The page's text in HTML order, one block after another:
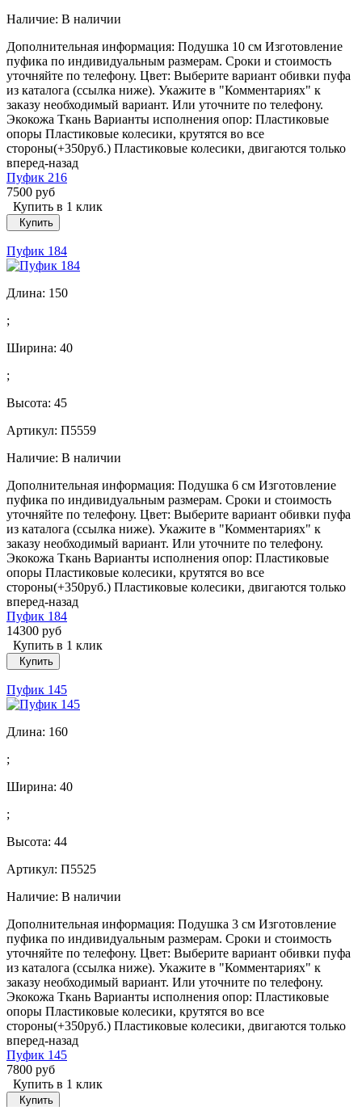
Наличие: В наличии
Дополнительная информация: Подушка 10 см Изготовление
пуфика по индивидуальным размерам. Сроки и стоимость
уточняйте по телефону. Цвет: Выберите вариант обивки пуфа
из каталога (ссылка ниже). Укажите в "Комментариях" к
заказу необходимый вариант. Или уточните по телефону.
Экокожа Ткань Варианты исполнения опор: Пластиковые
опоры Пластиковые колесики, крутятся во все
стороны(+350руб.) Пластиковые колесики, двигаются только
вперед-назад
Пуфик 216
7500 руб
Купить в 1 клик
Купить
Пуфик 184
Длина: 150
;
Ширина: 40
;
Высота: 45
Артикул: П5559
Наличие: В наличии
Дополнительная информация: Подушка 6 см Изготовление
пуфика по индивидуальным размерам. Сроки и стоимость
уточняйте по телефону. Цвет: Выберите вариант обивки пуфа
из каталога (ссылка ниже). Укажите в "Комментариях" к
заказу необходимый вариант. Или уточните по телефону.
Экокожа Ткань Варианты исполнения опор: Пластиковые
опоры Пластиковые колесики, крутятся во все
стороны(+350руб.) Пластиковые колесики, двигаются только
вперед-назад
Пуфик 184
14300 руб
Купить в 1 клик
Купить
Пуфик 145
Длина: 160
;
Ширина: 40
;
Высота: 44
Артикул: П5525
Наличие: В наличии
Дополнительная информация: Подушка 3 см Изготовление
пуфика по индивидуальным размерам. Сроки и стоимость
уточняйте по телефону. Цвет: Выберите вариант обивки пуфа
из каталога (ссылка ниже). Укажите в "Комментариях" к
заказу необходимый вариант. Или уточните по телефону.
Экокожа Ткань Варианты исполнения опор: Пластиковые
опоры Пластиковые колесики, крутятся во все
стороны(+350руб.) Пластиковые колесики, двигаются только
вперед-назад
Пуфик 145
7800 руб
Купить в 1 клик
Купить